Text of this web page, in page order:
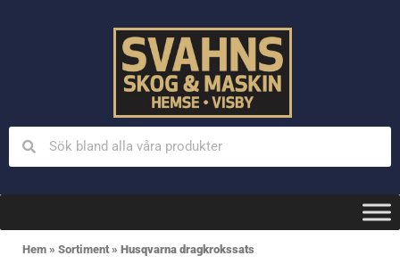
Hem » Sortiment » Husqvarna dragkrokssats